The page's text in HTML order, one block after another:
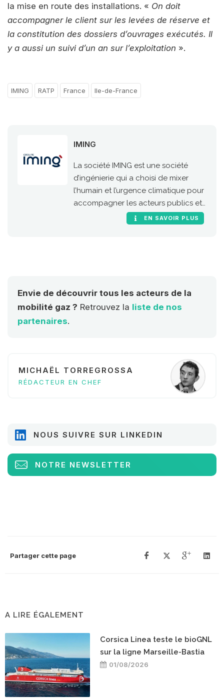
la mise en route des installations. « On doit
accompagner le client sur les levées de réserve et
la constitution des dossiers d’ouvrages exécutés. Il
y a aussi un suivi d’un an sur l’exploitation ».
IMING RATP France Ile-de-France
IMING
La société IMING est une société
d’ingénierie qui a choisi de mixer
l’humain et l’urgence climatique pour
accompagner les acteurs publics et
privés dans la gestion de leurs
EN SAVOIR PLUS
Envie de découvrir tous les acteurs de la
mobilité gaz ? Retrouvez la liste de nos
partenaires.
MICHAËL TORREGROSSA
RÉDACTEUR EN CHEF
NOUS SUIVRE SUR LINKEDIN
NOTRE NEWSLETTER
Partager cette page
A LIRE ÉGALEMENT
Corsica Linea teste le bioGNL
sur la ligne Marseille-Bastia
01/08/2026